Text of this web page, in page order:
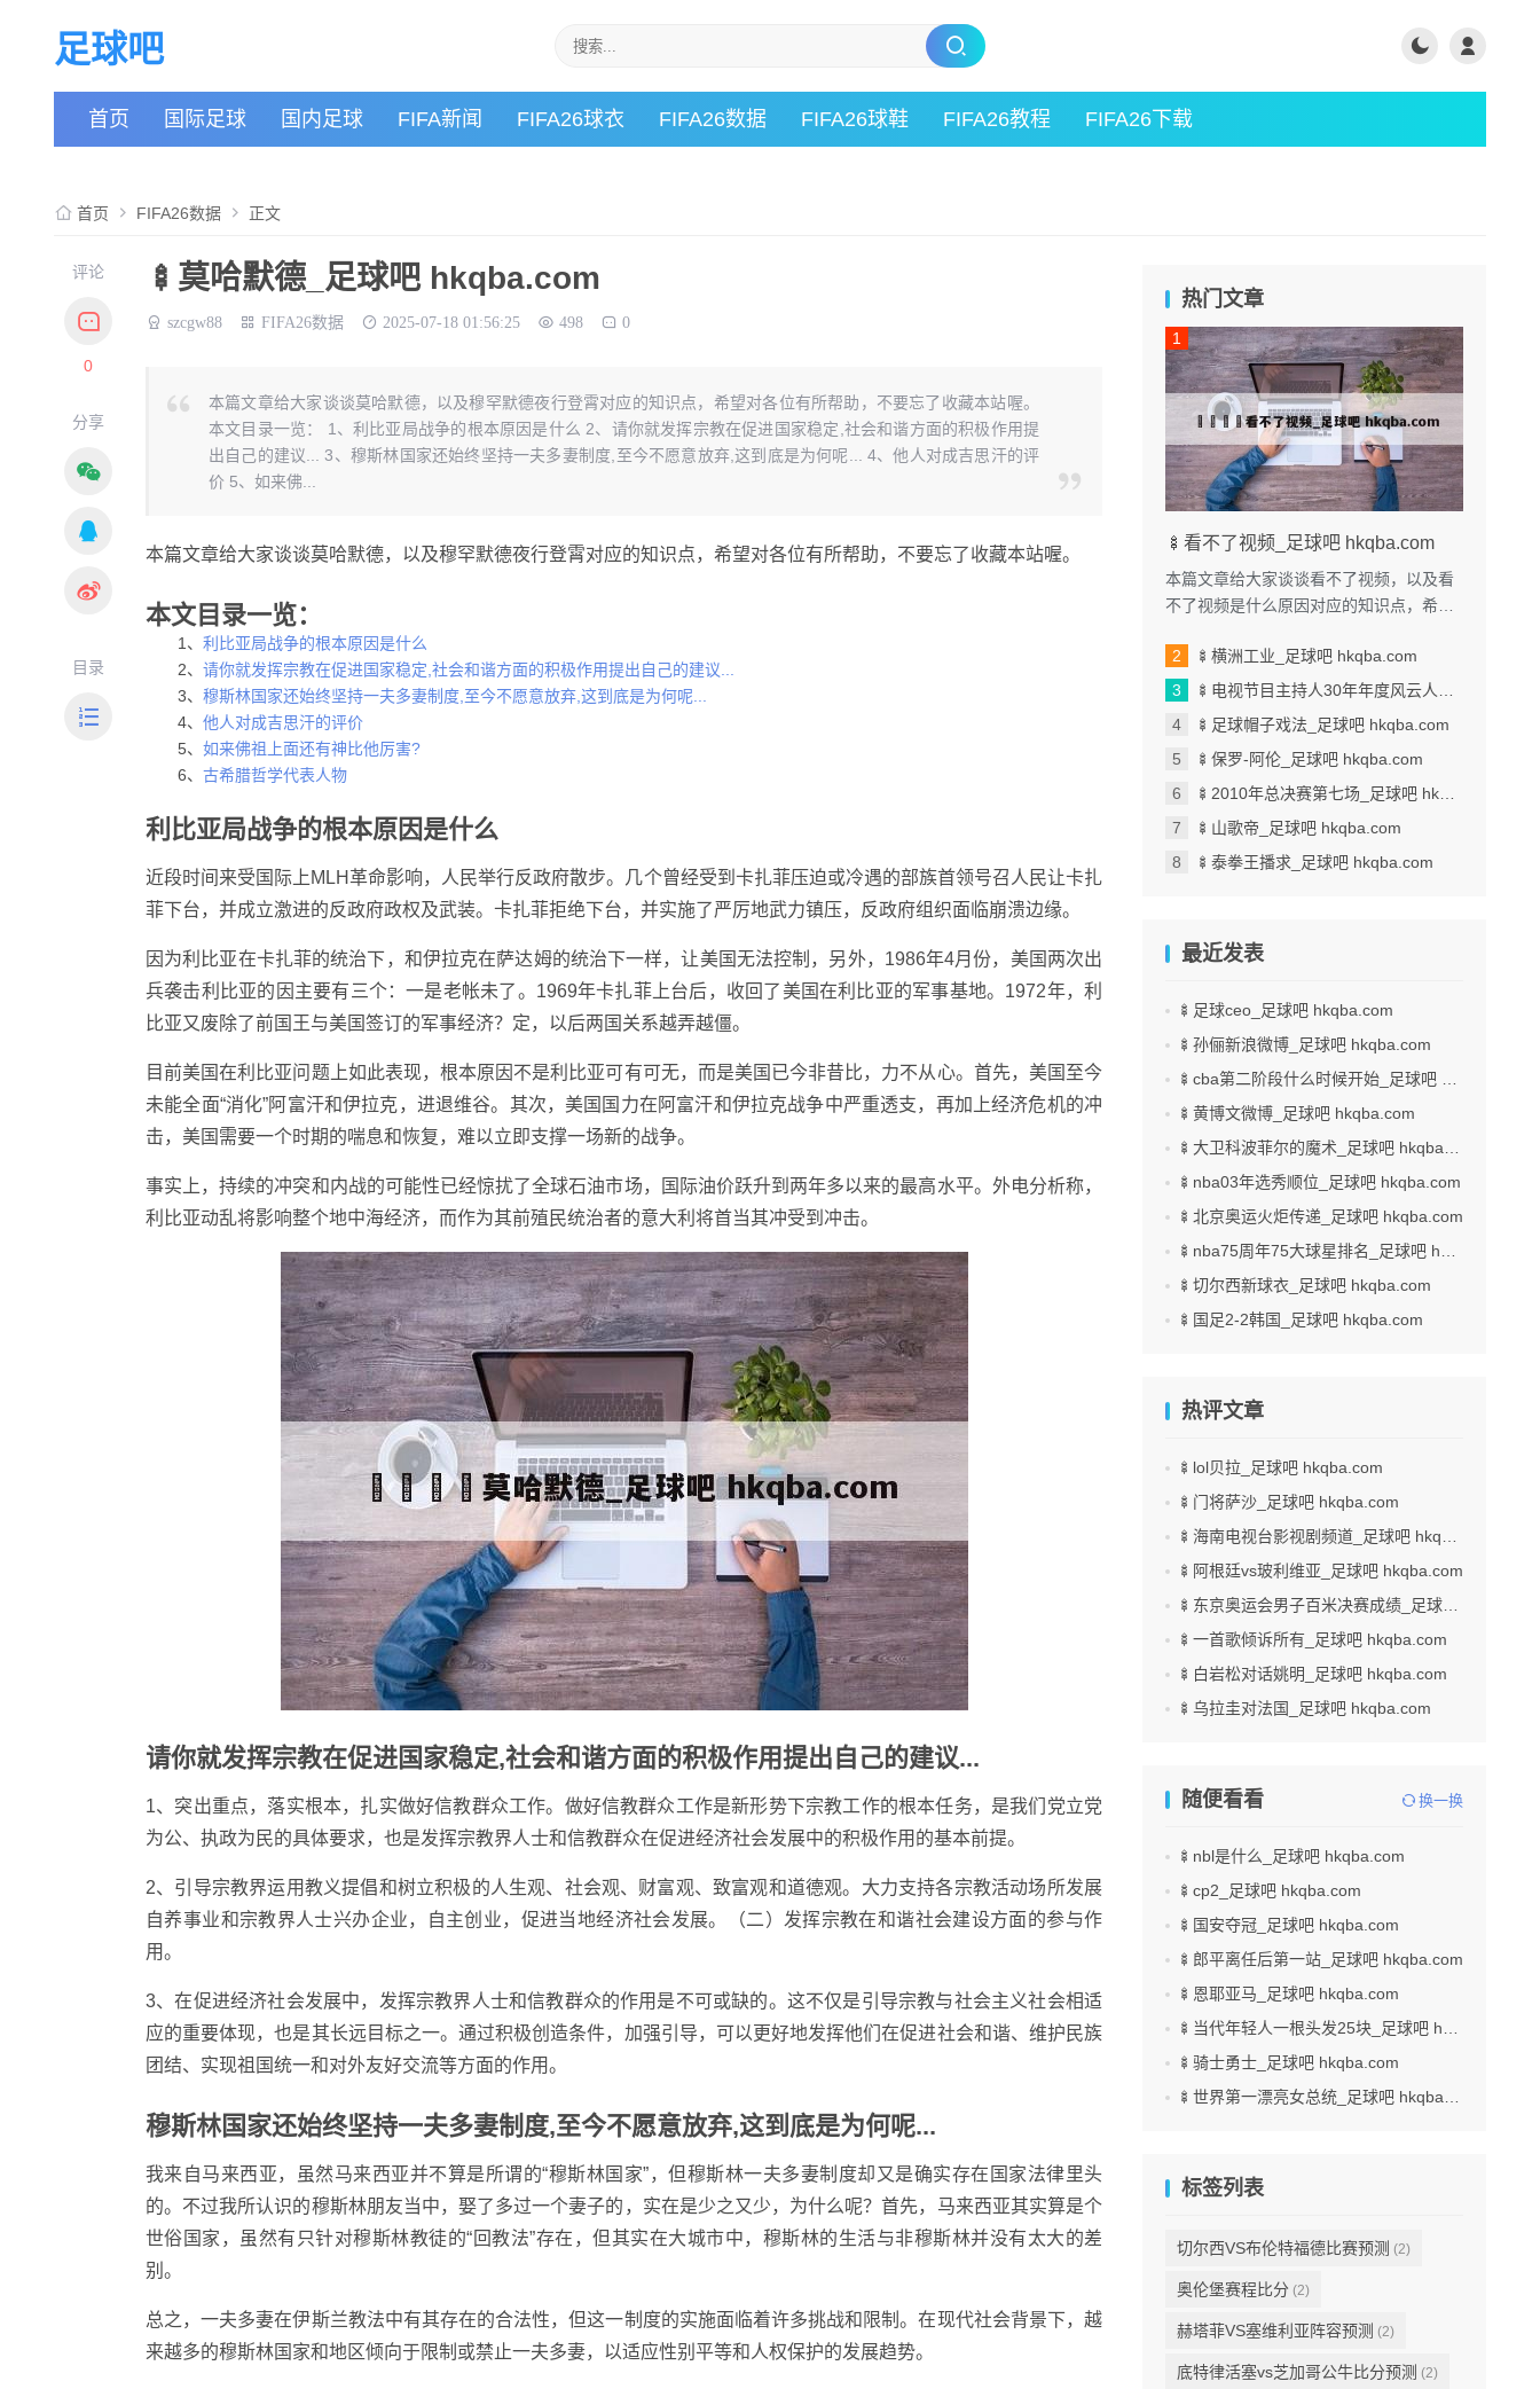
足球吧
首页 国际足球 国内足球 FIFA新闻 FIFA26球衣 FIFA26数据 FIFA26球鞋 FIFA26教程 FIFA26下载
首页 FIFA26数据 正文
评论
0
分享
目录
🍢莫哈默德_足球吧 hkqba.com
szcgw88 FIFA26数据 2025-07-18 01:56:25 498 0
本篇文章给大家谈谈莫哈默德，以及穆罕默德夜行登霄对应的知识点，希望对各位有所帮助，不要忘了收藏本站喔。
本文目录一览： 1、利比亚局战争的根本原因是什么 2、请你就发挥宗教在促进国家稳定,社会和谐方面的积极作用提
出自己的建议... 3、穆斯林国家还始终坚持一夫多妻制度,至今不愿意放弃,这到底是为何呢... 4、他人对成吉思汗的评
价 5、如来佛...
本篇文章给大家谈谈莫哈默德，以及穆罕默德夜行登霄对应的知识点，希望对各位有所帮助，不要忘了收藏本站喔。
本文目录一览：
1、 利比亚局战争的根本原因是什么
2、 请你就发挥宗教在促进国家稳定,社会和谐方面的积极作用提出自己的建议...
3、 穆斯林国家还始终坚持一夫多妻制度,至今不愿意放弃,这到底是为何呢...
4、 他人对成吉思汗的评价
5、 如来佛祖上面还有神比他厉害?
6、 古希腊哲学代表人物
利比亚局战争的根本原因是什么
近段时间来受国际上MLH革命影响，人民举行反政府散步。几个曾经受到卡扎菲压迫或冷遇的部族首领号召人民让卡扎
菲下台，并成立激进的反政府政权及武装。卡扎菲拒绝下台，并实施了严厉地武力镇压，反政府组织面临崩溃边缘。
因为利比亚在卡扎菲的统治下，和伊拉克在萨达姆的统治下一样，让美国无法控制，另外，1986年4月份，美国两次出
兵袭击利比亚的因主要有三个：一是老帐未了。1969年卡扎菲上台后，收回了美国在利比亚的军事基地。1972年，利
比亚又废除了前国王与美国签订的军事经济？定，以后两国关系越弄越僵。
目前美国在利比亚问题上如此表现，根本原因不是利比亚可有可无，而是美国已今非昔比，力不从心。首先，美国至今
未能全面“消化”阿富汗和伊拉克，进退维谷。其次，美国国力在阿富汗和伊拉克战争中严重透支，再加上经济危机的冲
击，美国需要一个时期的喘息和恢复，难以立即支撑一场新的战争。
事实上，持续的冲突和内战的可能性已经惊扰了全球石油市场，国际油价跃升到两年多以来的最高水平。外电分析称，
利比亚动乱将影响整个地中海经济，而作为其前殖民统治者的意大利将首当其冲受到冲击。
请你就发挥宗教在促进国家稳定,社会和谐方面的积极作用提出自己的建议...
1、突出重点，落实根本，扎实做好信教群众工作。做好信教群众工作是新形势下宗教工作的根本任务，是我们党立党
为公、执政为民的具体要求，也是发挥宗教界人士和信教群众在促进经济社会发展中的积极作用的基本前提。
2、引导宗教界运用教义提倡和树立积极的人生观、社会观、财富观、致富观和道德观。大力支持各宗教活动场所发展
自养事业和宗教界人士兴办企业，自主创业，促进当地经济社会发展。（二）发挥宗教在和谐社会建设方面的参与作
用。
3、在促进经济社会发展中，发挥宗教界人士和信教群众的作用是不可或缺的。这不仅是引导宗教与社会主义社会相适
应的重要体现，也是其长远目标之一。通过积极创造条件，加强引导，可以更好地发挥他们在促进社会和谐、维护民族
团结、实现祖国统一和对外友好交流等方面的作用。
穆斯林国家还始终坚持一夫多妻制度,至今不愿意放弃,这到底是为何呢...
我来自马来西亚，虽然马来西亚并不算是所谓的“穆斯林国家”，但穆斯林一夫多妻制度却又是确实存在国家法律里头
的。不过我所认识的穆斯林朋友当中，娶了多过一个妻子的，实在是少之又少，为什么呢？首先，马来西亚其实算是个
世俗国家，虽然有只针对穆斯林教徒的“回教法”存在，但其实在大城市中，穆斯林的生活与非穆斯林并没有太大的差
别。
总之，一夫多妻在伊斯兰教法中有其存在的合法性，但这一制度的实施面临着许多挑战和限制。在现代社会背景下，越
来越多的穆斯林国家和地区倾向于限制或禁止一夫多妻，以适应性别平等和人权保护的发展趋势。
热门文章
🍢看不了视频_足球吧 hkqba.com
本篇文章给大家谈谈看不了视频，以及看
不了视频是什么原因对应的知识点，希望
本文目录一览： 1、我手机...
🍢横洲工业_足球吧 hkqba.com
🍢电视节目主持人30年年度风云人物_足球吧 hkqba.com
🍢足球帽子戏法_足球吧 hkqba.com
🍢保罗-阿伦_足球吧 hkqba.com
🍢2010年总决赛第七场_足球吧 hkqba.com
🍢山歌帝_足球吧 hkqba.com
🍢泰拳王播求_足球吧 hkqba.com
最近发表
🍢足球ceo_足球吧 hkqba.com
🍢孙俪新浪微博_足球吧 hkqba.com
🍢cba第二阶段什么时候开始_足球吧 hkqba.com
🍢黄博文微博_足球吧 hkqba.com
🍢大卫科波菲尔的魔术_足球吧 hkqba.com
🍢nba03年选秀顺位_足球吧 hkqba.com
🍢北京奥运火炬传递_足球吧 hkqba.com
🍢nba75周年75大球星排名_足球吧 hkqba.com
🍢切尔西新球衣_足球吧 hkqba.com
🍢国足2-2韩国_足球吧 hkqba.com
热评文章
🍢lol贝拉_足球吧 hkqba.com
🍢门将萨沙_足球吧 hkqba.com
🍢海南电视台影视剧频道_足球吧 hkqba.com
🍢阿根廷vs玻利维亚_足球吧 hkqba.com
🍢东京奥运会男子百米决赛成绩_足球吧 hkqba.com
🍢一首歌倾诉所有_足球吧 hkqba.com
🍢白岩松对话姚明_足球吧 hkqba.com
🍢乌拉圭对法国_足球吧 hkqba.com
随便看看 换一换
🍢nbl是什么_足球吧 hkqba.com
🍢cp2_足球吧 hkqba.com
🍢国安夺冠_足球吧 hkqba.com
🍢郎平离任后第一站_足球吧 hkqba.com
🍢恩耶亚马_足球吧 hkqba.com
🍢当代年轻人一根头发25块_足球吧 hkqba.com
🍢骑士勇士_足球吧 hkqba.com
🍢世界第一漂亮女总统_足球吧 hkqba.com
标签列表
切尔西VS布伦特福德比赛预测 (2)
奥伦堡赛程比分 (2)
赫塔菲VS塞维利亚阵容预测 (2)
底特律活塞vs芝加哥公牛比分预测 (2)